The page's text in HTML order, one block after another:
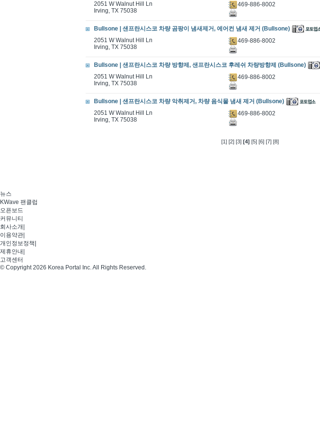
2051 W Walnut Hill Ln
Irving, TX 75038
469-886-8002
Bullsone | 샌프란시스코 차량 곰팡이 냄새제거, 에어컨 냄새 제거 (Bullsone)
2051 W Walnut Hill Ln
Irving, TX 75038
469-886-8002
Bullsone | 샌프란시스코 차량 방향제, 샌프란시스코 후레쉬 차량방향제 (Bullsone)
2051 W Walnut Hill Ln
Irving, TX 75038
469-886-8002
Bullsone | 샌프란시스코 차량 악취제거, 차량 음식물 냄새 제거 (Bullsone)
2051 W Walnut Hill Ln
Irving, TX 75038
469-886-8002
[1] [2] [3] [4] [5] [6] [7] [8]
뉴스
KWave 팬클럽
오픈보드
커뮤니티
회사소개
이용약관
개인정보정책
제휴안내
고객센터
© Copyright 2026 Korea Portal Inc. All Rights Reserved.